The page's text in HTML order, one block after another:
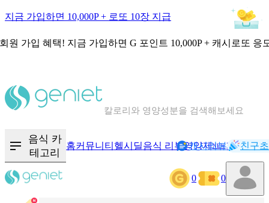
지금 가입하면 10,000P + 로또 10장 지급
원 가입 혜택! 지금 가입하면 G 포인트 10,000P + 캐시로또 응
혈당 · 다이어트 음식 검색해보세요
음식 카
테고리
홈커뮤니티 헬시딜음식 리뷰영양제NEW기록
캐시리뷰 친구
0 0
칼로리와 영양성분을 검색해보세요